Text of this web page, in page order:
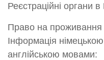
Реєстраційні органи
Право на проживання
Інформація
англійською мовами: